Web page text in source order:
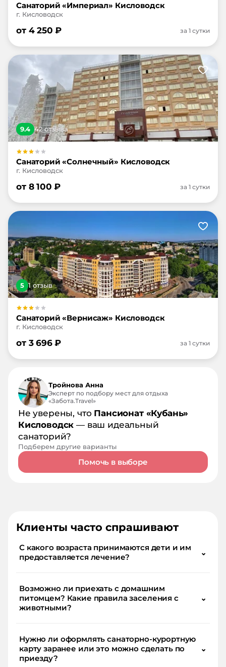
Санаторий «Империал» Кисловодск
г. Кисловодск
от 4 250 ₽ за 1 сутки
9.4 42отзыва
Санаторий «Солнечный» Кисловодск
г. Кисловодск
от 8 100 ₽ за 1 сутки
5 1отзыв
Санаторий «Вернисаж» Кисловодск
г. Кисловодск
от 3 696₽ за 1 сутки
Тройнова Анна
Эксперт по подбору мест для отдыха
«Забота.Travel»
Не уверены, что Пансионат «Кубань»
Кисловодск — ваш идеальный
санаторий?
Подберем другие варианты
Помочь в выборе
Клиенты часто спрашивают
С какого возраста принимаются дети и им
предоставляется лечение?
⌄
Возможно ли приехать с домашним
питомцем? Какие правила заселения с
животными?
⌄
Нужно ли оформлять санаторно-курортную
карту заранее или это можно сделать по
приезду?
⌄